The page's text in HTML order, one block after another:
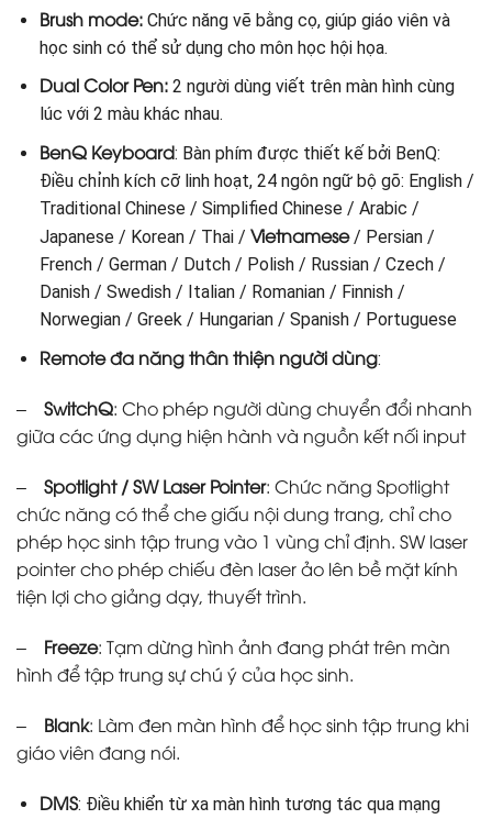
Brush mode:Chức năng vẽ bằng cọ, giúp giáo viên và
học sinh có thể sử dụng cho môn học hội họa.
Dual Color Pen: 2 người dùng viết trên màn hình cùng
lúc với 2 màu khác nhau.
BenQ Keyboard: Bàn phím được thiết kế bởi BenQ:
Điều chỉnh kích cỡ linh hoạt, 24 ngôn ngữ bộ gõ: English /
Traditional Chinese / Simplified Chinese / Arabic /
Japanese / Korean / Thai / Vietnamese/ Persian /
French / German / Dutch / Polish / Russian / Czech /
Danish / Swedish / Italian / Romanian / Finnish /
Norwegian / Greek / Hungarian / Spanish / Portuguese
Remote đa năng thân thiện người dùng:
– SwitchQ: Cho phép người dùng chuyển đổi nhanh
giữa các ứng dụng hiện hành và nguồn kết nối input
– Spotlight / SW Laser Pointer: Chức năng Spotlight
chức năng có thể che giấu nội dung trang, chỉ cho
phép học sinh tập trung vào 1 vùng chỉ định. SW laser
pointer cho phép chiếu đèn laser ảo lên bề mặt kính
tiện lợi cho giảng dạy, thuyết trình.
– Freeze: Tạm dừng hình ảnh đang phát trên màn
hình để tập trung sự chú ý của học sinh.
– Blank: Làm đen màn hình để học sinh tập trung khi
giáo viên đang nói.
DMS: Điều khiển từ xa màn hình tương tác qua mạng